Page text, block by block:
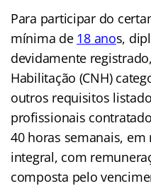
Para participar do
mínima de 18 anos,
devidamente
Habilitação (CNH)
outros requisitos
profissionais
40 horas semanais,
integral, com
composta pelo